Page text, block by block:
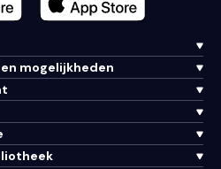
mogelijkheden